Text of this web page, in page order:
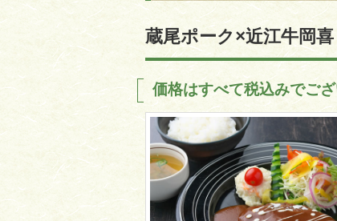
蔵尾ポーク×近江牛岡
価格はすべて税込みでご